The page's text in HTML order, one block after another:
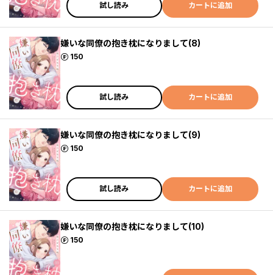
試し読み カートに追加
嫌いな同僚の抱き枕になりまして(8)
150
ポイント
試し読み カートに追加
嫌いな同僚の抱き枕になりまして(9)
150
ポイント
試し読み カートに追加
嫌いな同僚の抱き枕になりまして(10)
150
ポイント